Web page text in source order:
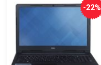
-22%